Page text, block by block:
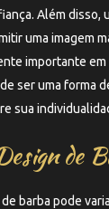
Além disso,
uma imagem
importante
ser uma forma
sua
de
barba pode